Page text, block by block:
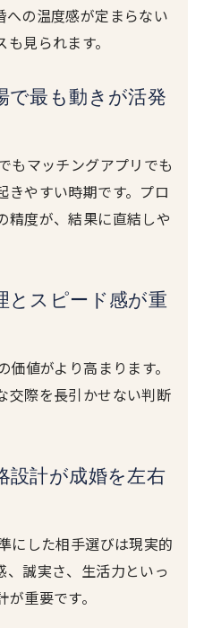
への温度感が定まらない
見られます。
で最も動きが活発
もマッチングアプリでも
きやすい時期です。プロ
精度が、結果に直結しや
とスピード感が重
値がより高まります。
交際を長引かせない判断
設計が成婚を左右
にした相手選びは現実的
、誠実さ、生活力といっ
重要です。